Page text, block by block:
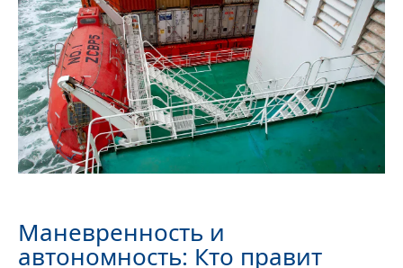
Маневренность и
автономность: Кто правит